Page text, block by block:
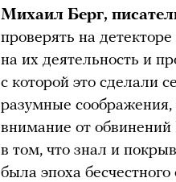
Михаил Берг,
проверять на
на их деятельность и
с которой это сделали
разумные
внимание от обвинений
в том, что знал и
была эпоха